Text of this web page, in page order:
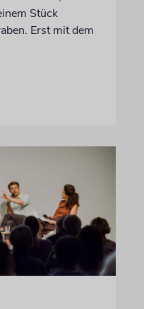
Stück
Erst mit dem